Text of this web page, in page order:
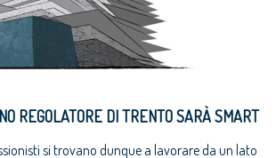
REGOLATORE DI TRENTO SARÀ SMART
si trovano dunque a lavorare da un lato